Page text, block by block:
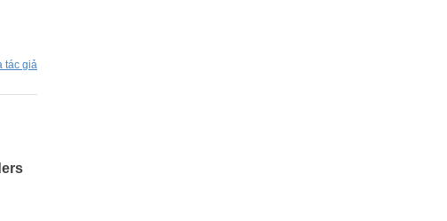
tác giả